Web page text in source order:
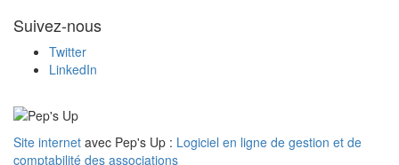
Suivez-nous
Twitter
LinkedIn
Site internet avec Pep's Up : Logiciel en ligne de gestion et de
comptabilité des associations